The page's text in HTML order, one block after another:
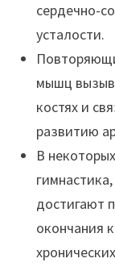
сердечно-
усталости.
мышц
костях и
развитию
В
достигают
окончания